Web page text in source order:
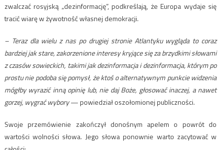
zwalczać rosyjską „dezinformację”, podkreślają, że Europa wydaje się
tracić wiarę w żywotność własnej demokracji.
– Teraz dla wielu z nas po drugiej stronie Atlantyku wygląda to coraz
bardziej jak stare, zakorzenione interesy kryjące się za brzydkimi słowami
z czasów sowieckich, takimi jak dezinformacja i dezinformacja, którym po
prostu nie podoba się pomysł, że ktoś o alternatywnym punkcie widzenia
mógłby wyrazić inną opinię lub, nie daj Boże, głosować inaczej, a nawet
gorzej, wygrać wybory— powiedział oszołomionej publiczności.
Swoje przemówienie zakończył donośnym apelem o powrót do
wartości wolności słowa. Jego słowa ponownie warto zacytować w